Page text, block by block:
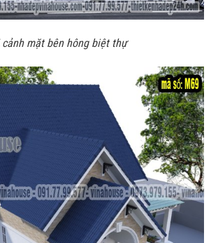
cảnh mặt bên hông biệt thự